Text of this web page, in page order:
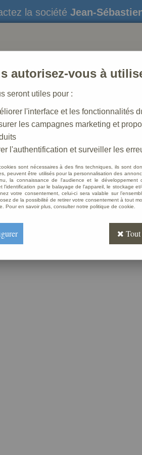
la société Jean-
STATUES CRÈCHES DE
nous appeler pour voir le modèle
autorisez-vous à
seront utiles pour :
l'interface et les fonctionnalités
les campagnes marketing et
l'authentification et surveiller les
sont nécessaires à des fins techniques, ils sont
peuvent être utilisés pour la personnalisation des
la connaissance de l'audience et le développement
l'identification par le balayage de l'appareil, le stockage
votre consentement, celui-ci sera valable sur
de la possibilité de retirer votre consentement à tout
Pour en savoir plus, consulter notre politique de cookie.